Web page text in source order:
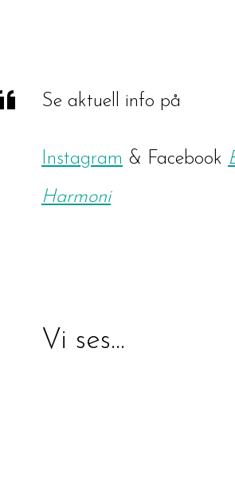
Se aktuell info på
Instagram & Facebook
Harmoni
Vi ses…